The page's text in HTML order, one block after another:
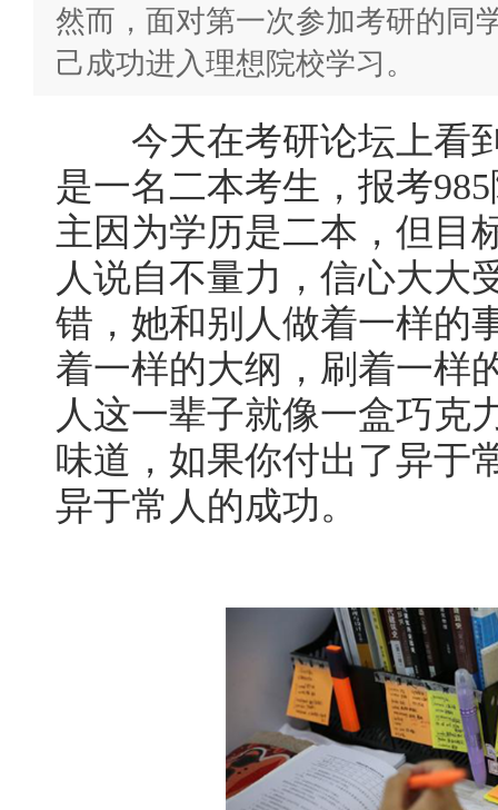
然而，面对第一次参加考研的同
己成功进入理想院校学习。
今天在考研论坛上看到
是一名二本考生，报考
主因为学历是二本，但目
人说自不量力，信心大大
错，她和别人做着一样的
着一样的大纲，刷着一样
人这一辈子就像一盒巧克
味道，如果你付出了异于
异于常人的成功。